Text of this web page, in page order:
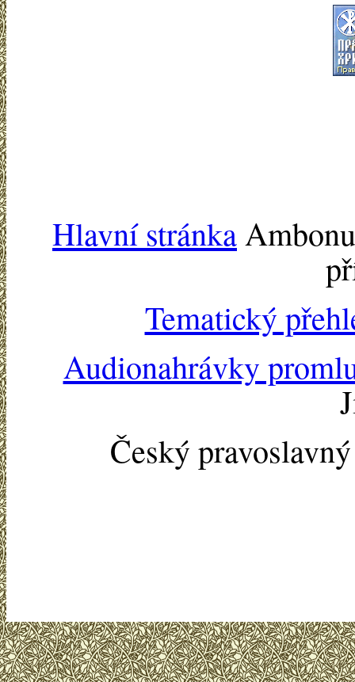
Hlavní stránka
Tematický
Audionahrávky
Český